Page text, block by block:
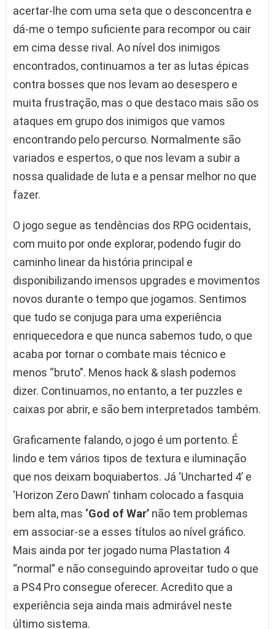
acertar-lhe com uma seta que o desconcentra e
dá-me o tempo suficiente para recompor ou cair
em cima desse rival. Ao nível dos inimigos
encontrados, continuamos a ter as lutas épicas
contra bosses que nos levam ao desespero e
muita frustração, mas o que destaco mais são os
ataques em grupo dos inimigos que vamos
encontrando pelo percurso. Normalmente são
variados e espertos, o que nos levam a subir a
nossa qualidade de luta e a pensar melhor no que
fazer.
O jogo segue as tendências dos RPG ocidentais,
com muito por onde explorar, podendo fugir do
caminho linear da história principal e
disponibilizando imensos upgrades e movimentos
novos durante o tempo que jogamos. Sentimos
que tudo se conjuga para uma experiência
enriquecedora e que nunca sabemos tudo, o que
acaba por tornar o combate mais técnico e
menos “bruto”. Menos hack & slash podemos
dizer. Continuamos, no entanto, a ter puzzles e
caixas por abrir, e são bem interpretados também.
Graficamente falando, o jogo é um portento. É
lindo e tem vários tipos de textura e iluminação
que nos deixam boquiabertos. Já ‘Uncharted 4’ e
‘Horizon Zero Dawn’ tinham colocado a fasquia
bem alta, mas ‘God of War’ não tem problemas
em associar-se a esses títulos ao nível gráfico.
Mais ainda por ter jogado numa Plastation 4
“normal” e não conseguindo aproveitar tudo o que
a PS4 Pro consegue oferecer. Acredito que a
experiência seja ainda mais admirável neste
último sistema.